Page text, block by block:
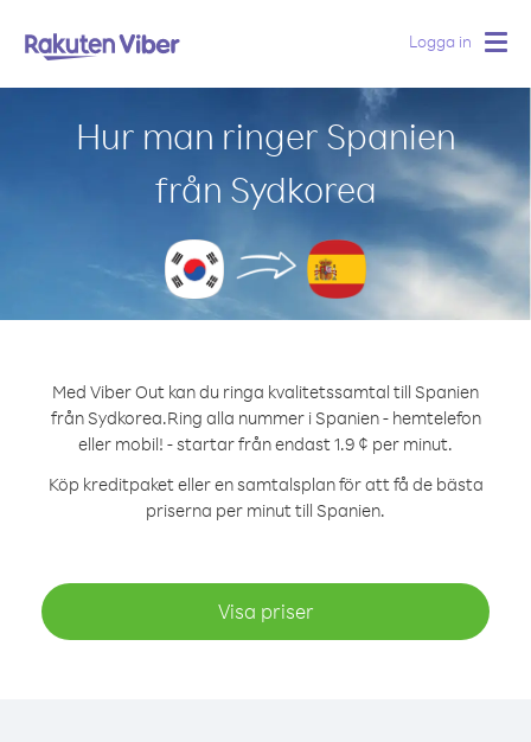
Logga in
Hur man ringer Spanien
från Sydkorea
Med Viber Out kan du ringa kvalitetssamtal till Spanien
från Sydkorea.Ring alla nummer i Spanien - hemtelefon
eller mobil! - startar från endast 1.9 ¢ per minut.
Köp kreditpaket eller en samtalsplan för att få de bästa
priserna per minut till Spanien.
Visa priser